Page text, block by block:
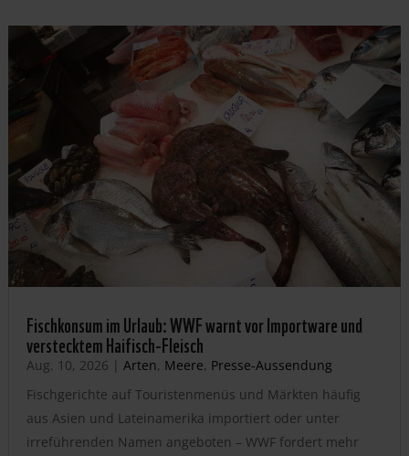
Fischkonsum im Urlaub: WWF warnt vor Importware und
verstecktem Haifisch-Fleisch
Aug. 10, 2026 | Arten, Meere, Presse-Aussendung
Fischgerichte auf Touristenmenüs und Märkten häufig
aus Asien und Lateinamerika importiert oder unter
irreführenden Namen angeboten – WWF fordert mehr